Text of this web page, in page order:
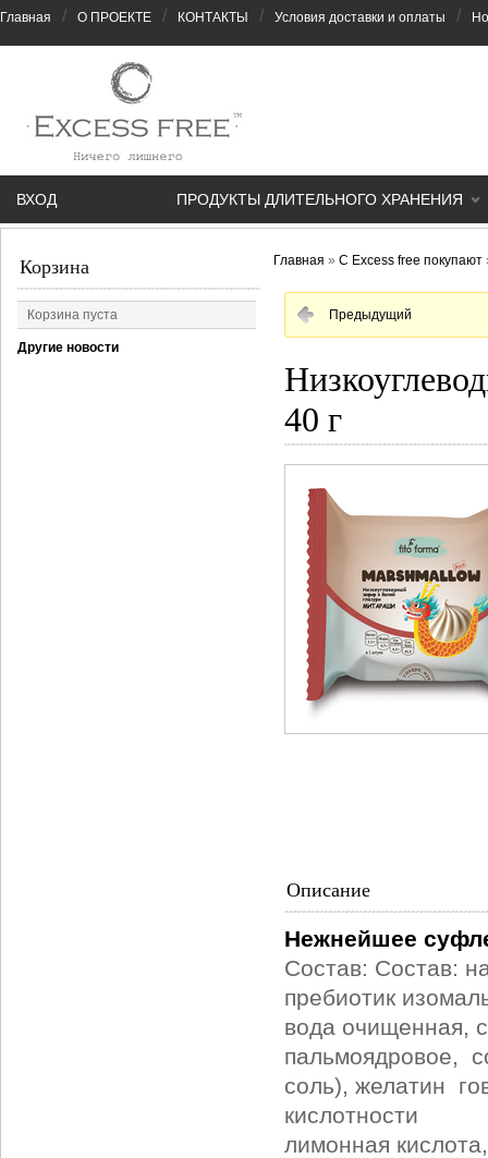
Главная / О ПРОЕКТЕ / КОНТАКТЫ / Условия доставки и оплаты /
ПРОДУКТЫ ДЛИТЕЛЬНОГО ХРАНЕНИЯ
ВХОД
Корзина
Корзина пуста
Другие новости
Главная » С Excess free покупают
Предыдущий
40 г
Описание
Нежнейшее
Состав: Состав:
пребиотик
вода очищенная,
пальмоядровое,
соль), желатин
кислотности
лимонная